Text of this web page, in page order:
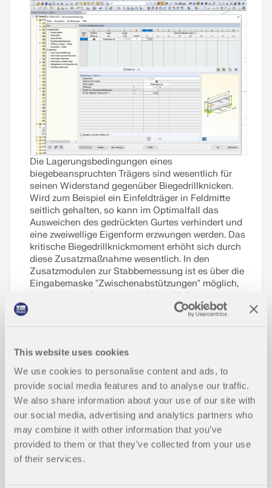
This website uses cookies
We use cookies to personalise content and ads, to
provide social media features and to analyse our traffic.
We also share information about your use of our site with
our social media, advertising and analytics partners who
may combine it with other information that you’ve
provided to them or that they’ve collected from your use
of their services.
Die Lagerungsbedingungen eines
biegebeanspruchten Trägers sind wesentlich für
seinen Widerstand gegenüber Biegedrillknicken.
Wird zum Beispiel ein Einfeldträger in Feldmitte
seitlich gehalten, so kann im Optimalfall das
Ausweichen des gedrückten Gurtes verhindert und
eine zweiwellige Eigenform erzwungen werden. Das
kritische Biegedrillknickmoment erhöht sich durch
diese Zusatzmaßnahme wesentlich. In den
Zusatzmodulen zur Stabbemessung ist es über die
Eingabemaske "Zwischenabstützungen" möglich,
verschiedene Arten von seitlichen Halterungen an
Querschnittsoptimierung im Grenzzu
stand der Gebrauchstauglichkeit
NEU
Parameterstudie mittels Dlubal API